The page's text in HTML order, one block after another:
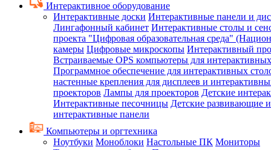
Интерактивное оборудование
Интерактивные доски Интерактивные панели и
Лингафонный кабинет Интерактивные столы и
проекта "Цифровая образовательная среда"
камеры Цифровые микроскопы Интерактивный
Встраиваемые OPS компьютеры для
Программное обеспечение для интерактивных
настенные крепления для дисплеев и
проекторов Лампы для проекторов Детские
Интерактивные песочницы Детские развивающие
интерактивные панели
Компьютеры и оргтехника
Ноутбуки Моноблоки Настольные ПК Мониторы